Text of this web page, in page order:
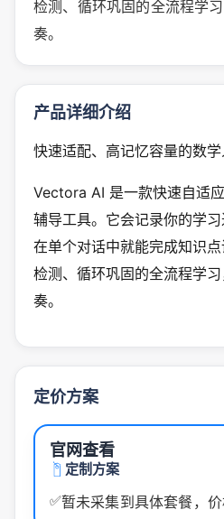
检测、循环巩固的全流程学
奏。
产品详细介绍
快速适配、高记忆容量的数
Vectora AI 是一款快速自适
辅导工具。它会记录你的学习
在单个对话中就能完成知识
检测、循环巩固的全流程学
奏。
定价方案
官网查看
定制方案
✅暂未采集到具体套餐，